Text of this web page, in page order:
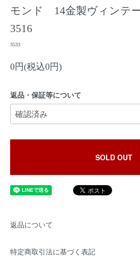
モンド 14金製ヴィンテ
3516
3533
0円(税込0円)
返品・保証等について
SOLD OUT
返品について
特定商取引法に基づく表記